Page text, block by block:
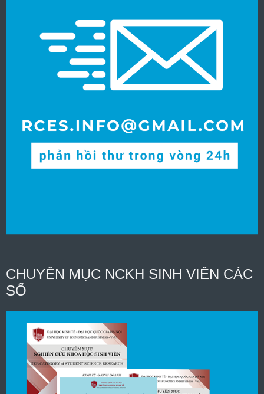
CHUYÊN MỤC NCKH SINH VIÊN CÁC
SỐ